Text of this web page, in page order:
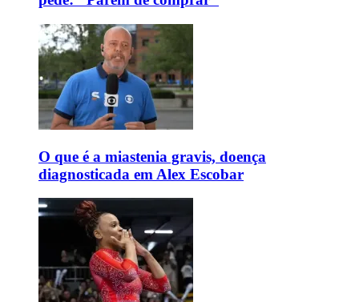
O que é a miastenia gravis, doença
diagnosticada em Alex Escobar